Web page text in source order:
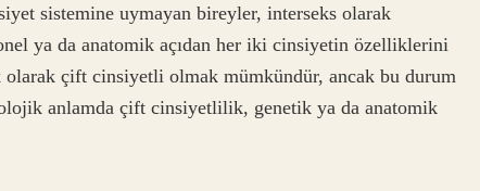
sistemine uymayan bireyler, interseks olarak
ya da anatomik açıdan her iki cinsiyetin özelliklerini
çift cinsiyetli olmak mümkündür, ancak bu durum
anlamda çift cinsiyetlilik, genetik ya da anatomik